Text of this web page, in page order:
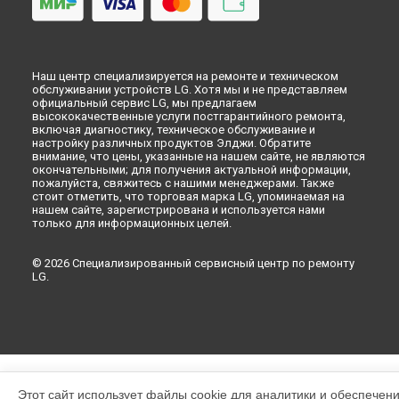
Наш центр специализируется на ремонте и техническом
обслуживании устройств LG. Хотя мы и не представляем
официальный сервис LG, мы предлагаем
высококачественные услуги постгарантийного ремонта,
включая диагностику, техническое обслуживание и
настройку различных продуктов Элджи. Обратите
внимание, что цены, указанные на нашем сайте, не являются
окончательными; для получения актуальной информации,
пожалуйста, свяжитесь с нашими менеджерами. Также
стоит отметить, что торговая марка LG, упоминаемая на
нашем сайте, зарегистрирована и используется нами
только для информационных целей.
© 2026 Специализированный сервисный центр по ремонту
LG.
Этот сайт использует файлы cookie для аналитики и